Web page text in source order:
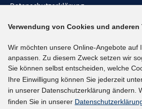
Datenschutzerklärung
Barrieren melden
Social-Media-Kanäle
BlueSky
YouTube
LinkedIn
Verwendung von Cookies und anderen
Wir möchten unsere Online-Angebote auf
anpassen. Zu diesem Zweck setzen wir
Sie können selbst entscheiden, welche
Ihre Einwilligung können Sie jederzeit
in unserer Datenschutzerklärung ändern.
finden Sie in unserer